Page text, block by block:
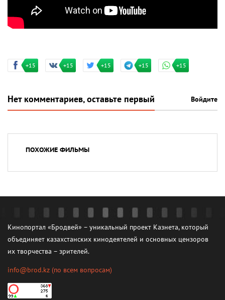
+15 +15 +15 +15 +15
Нет комментариев, оставьте первый Войдите
ПОХОЖИЕ ФИЛЬМЫ
Кинопортал «Бродвей» – уникальный проект Казнета, который
объединяет казахстанских кинодеятелей и основных цензоров
их творчества – зрителей.
info@brod.kz (по всем вопросам)